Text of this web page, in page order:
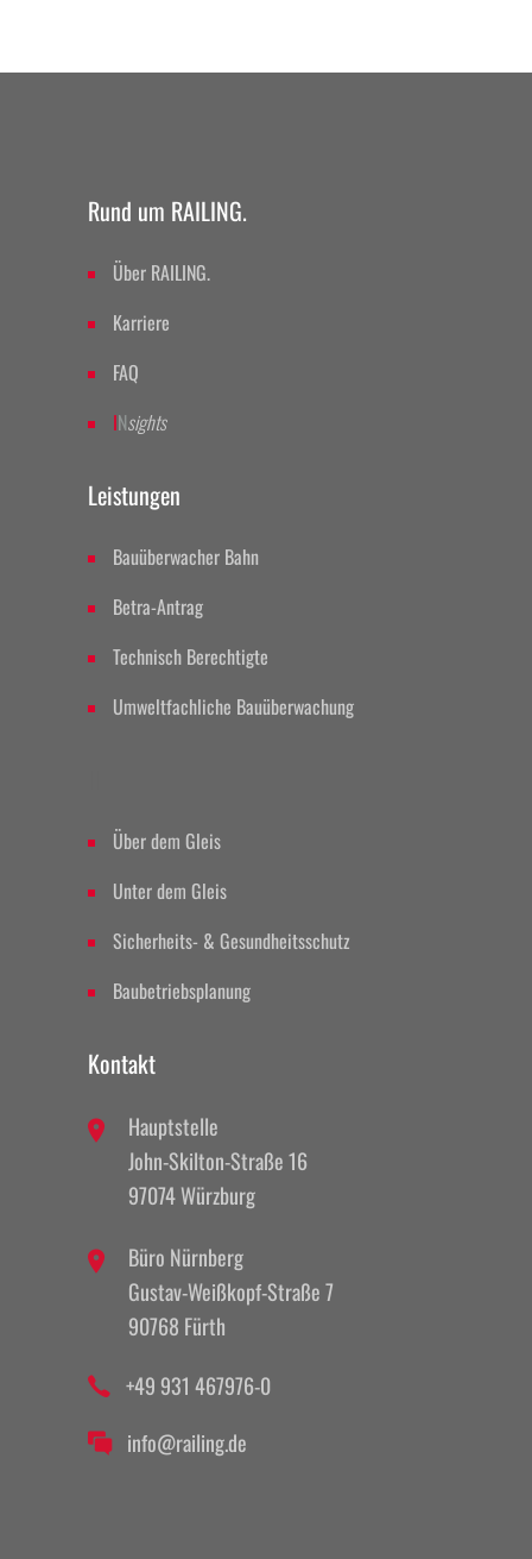
Rund um RAILING.
Über RAILING.
Karriere
FAQ
INsights
Leistungen
Bauüberwacher Bahn
Betra-Antrag
Technisch Berechtigte
Umweltfachliche Bauüberwachung
Über dem Gleis
Unter dem Gleis
Sicherheits- & Gesundheitsschutz
Baubetriebsplanung
Kontakt
Hauptstelle
John-Skilton-Straße 16
97074 Würzburg
Büro Nürnberg
Gustav-Weißkopf-Straße 7
90768 Fürth
+49 931 467976-0
info@railing.de